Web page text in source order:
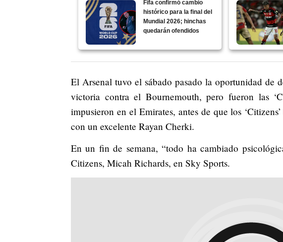
Fifa confirmó cambio
histórico para la final del
Mundial 2026; hinchas
quedarán ofendidos
El Arsenal tuvo el sábado pasado la oportunidad de
victoria contra el Bournemouth, pero fueron las
impusieron en el Emirates, antes de que los
con un excelente Rayan Cherki.
En un fin de semana, “todo ha cambiado
Citizens, Micah Richards, en Sky Sports.